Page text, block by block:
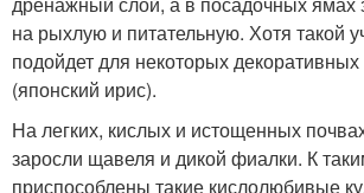
на рыхлую и питательную. Хотя такой
подойдет для некоторых декоративных
(японский ирис).
На легких, кислых и истощенных
заросли щавеля и дикой фиалки. К
приспособлены такие кислолюбивые